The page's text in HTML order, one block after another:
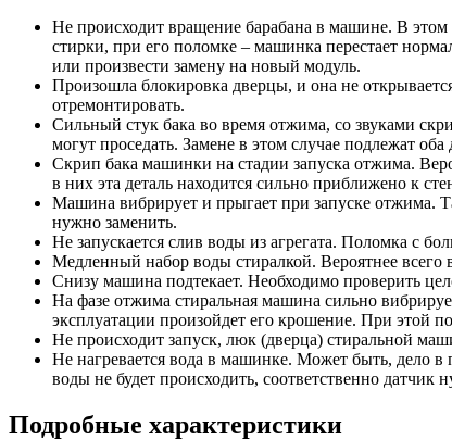
Не происходит вращение барабана в машине. В этом
стирки, при его поломке – машинка перестает
или произвести замену на новый модуль.
Произошла блокировка дверцы, и она не
отремонтировать.
Сильный стук бака во время отжима, со звуками
могут проседать. Замене в этом случае подлежат
Скрип бака машинки на стадии запуска отжима.
в них эта деталь находится сильно приближено к
Машина вибрирует и прыгает при запуске отжима.
нужно заменить.
Не запускается слив воды из агрегата. Поломка с
Медленный набор воды стиралкой. Вероятнее всего
Снизу машина подтекает. Необходимо проверить
На фазе отжима стиральная машина сильно
эксплуатации произойдет его крошение. При этой
Не происходит запуск, люк (дверца) стиральной
Не нагревается вода в машинке. Может быть, дело в
воды не будет происходить, соответственно датчик
Подробные характеристики